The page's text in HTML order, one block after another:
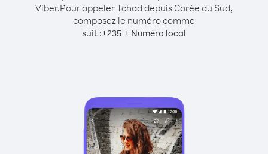
Viber.Pour appeler Tchad depuis Corée du Sud,
composez le numéro comme
suit :+235 + Numéro local